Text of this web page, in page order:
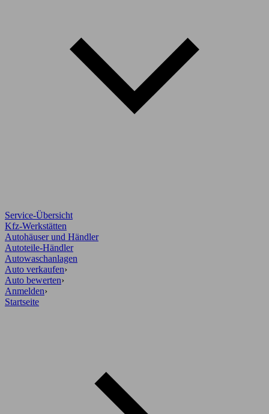
Service-Übersicht
Kfz-Werkstätten
Autohäuser und Händler
Autoteile-Händler
Autowaschanlagen
Auto verkaufen›
Auto bewerten›
Anmelden›
Startseite